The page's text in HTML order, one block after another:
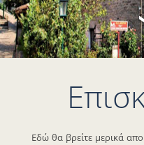
Εδώ θα βρείτε μερικά